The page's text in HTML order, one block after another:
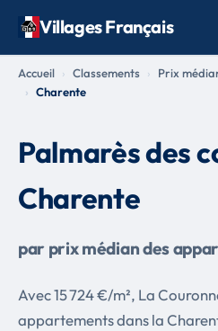
Villages Français
Accueil Classements
Prix
Charente
Palmarès des
Charente
par prix médian des
Avec 15 724 €/m², La
appartements dans la